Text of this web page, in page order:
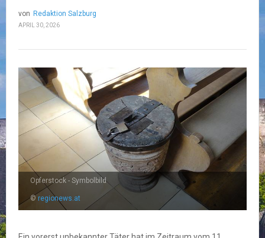
von Redaktion Salzburg
APRIL 30, 2026
Opferstock - Symbolbild
© regionews.at